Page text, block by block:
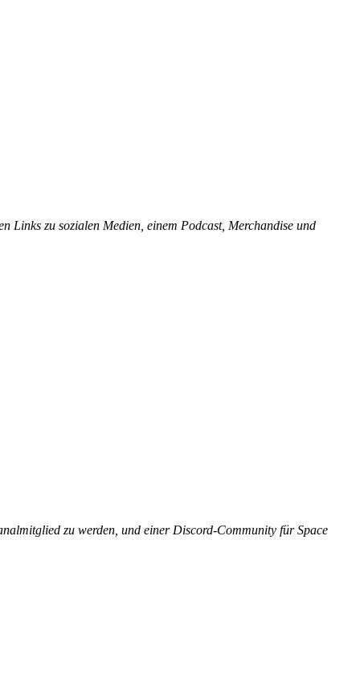
Links zu sozialen Medien, einem Podcast, Merchandise und
zu werden, und einer Discord-Community für Space